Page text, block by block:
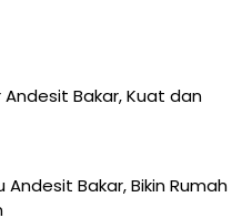
Bakar, Kuat dan
Bakar, Bikin Rumah